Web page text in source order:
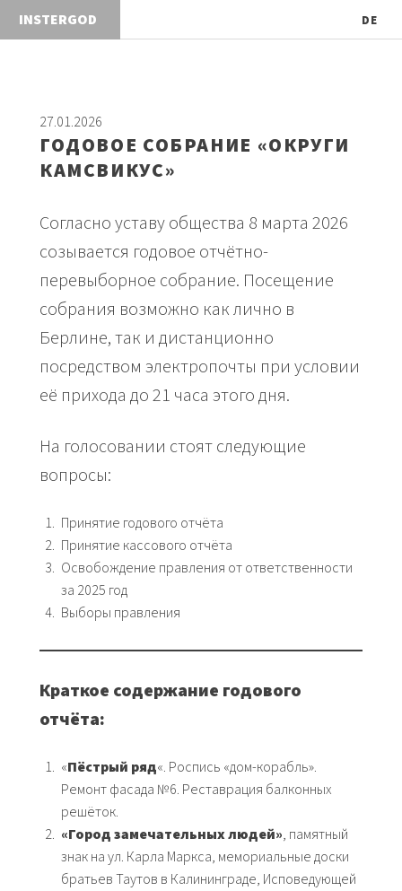
INSTERGO DE
27.01.2026
ГОДОВОЕ СОБРАНИЕ «ОКРУГИ
КАМСВИКУС»
Согласно уставу общества 8 марта 2026
созывается годовое отчётно-
перевыборное собрание. Посещение
собрания возможно как лично в
Берлине, так и дистанционно
посредством электропочты при условии
её прихода до 21 часа этого дня.
На голосовании стоят следующие
вопросы:
Принятие годового отчёта
Принятие кассового отчёта
Освобождение правления от ответственности
за 2025 год
Выборы правления
Краткое содержание годового
отчёта:
«Пёстрый ряд«. Роспись «дом-корабль».
Ремонт фасада №6. Реставрация балконных
решёток.
«Город замечательных людей», памятный
знак на ул. Карла Маркса, мемориальные доски
братьев Таутов в Калининграде, Исповедующей